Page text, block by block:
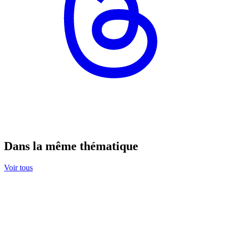
Dans la même thématique
Voir tous